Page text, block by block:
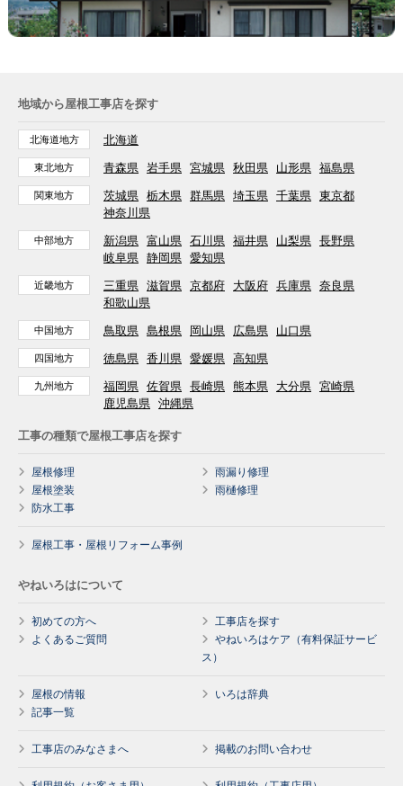
地域から屋根工事店を探す
北海道地方 北海道
東北地方 青森県 岩手県 宮城県 秋田県 山形県 福島県
関東地方 茨城県 栃木県 群馬県 埼玉県 千葉県 東京都
神奈川県
中部地方 新潟県 富山県 石川県 福井県 山梨県 長野県
岐阜県 静岡県 愛知県
近畿地方 三重県 滋賀県 京都府 大阪府 兵庫県 奈良県
和歌山県
中国地方 鳥取県 島根県 岡山県 広島県 山口県
四国地方 徳島県 香川県 愛媛県 高知県
九州地方 福岡県 佐賀県 長崎県 熊本県 大分県 宮崎県
鹿児島県 沖縄県
工事の種類で屋根工事店を探す
屋根修理
雨漏り修理
屋根塗装
雨樋修理
防水工事
屋根工事・屋根リフォーム事例
やねいろはについて
初めての方へ
工事店を探す
よくあるご質問
やねいろはケア（有料保証サービ
ス）
屋根の情報
いろは辞典
記事一覧
工事店のみなさまへ 掲載のお問い合わせ